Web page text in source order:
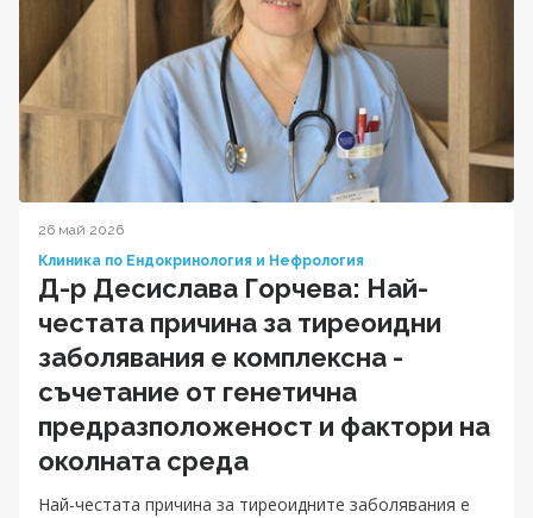
26 май 2026
Клиника по Ендокринология и Нефрология
Д-р Десислава Горчева: Най-
честата причина за тиреоидни
заболявания е комплексна -
съчетание от генетична
предразположеност и фактори на
околната среда
Най-честата причина за тиреоидните заболявания е